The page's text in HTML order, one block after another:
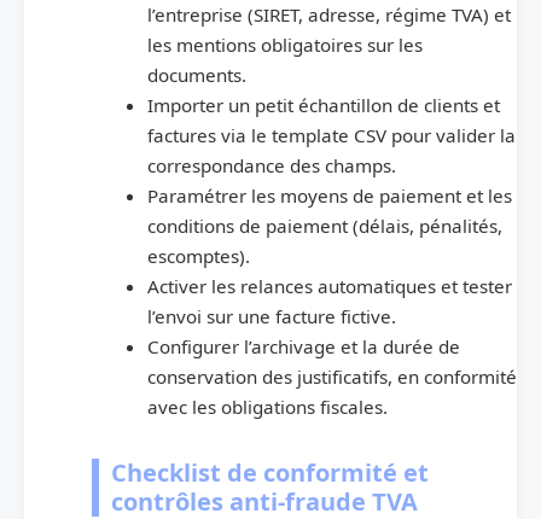
l’entreprise (SIRET, adresse, régime TVA) et
les mentions obligatoires sur les
documents.
Importer un petit échantillon de clients et
factures via le template CSV pour valider la
correspondance des champs.
Paramétrer les moyens de paiement et les
conditions de paiement (délais, pénalités,
escomptes).
Activer les relances automatiques et tester
l’envoi sur une facture fictive.
Configurer l’archivage et la durée de
conservation des justificatifs, en conformité
avec les obligations fiscales.
Checklist de conformité et
contrôles anti‑fraude TVA